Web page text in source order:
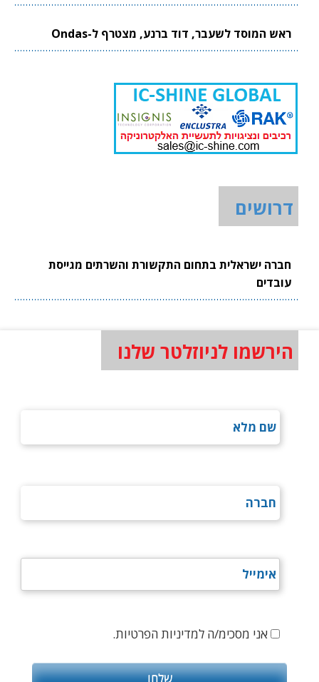
ראש המוסד לשעבר, דוד ברנע, מצטרף ל-Ondas
דרושים
חברה ישראלית בתחום התקשורת והשרתים מגייסת
עובדים
הירשמו לניוזלטר שלנו
אני מסכימ/ה למדיניות הפרטיות.